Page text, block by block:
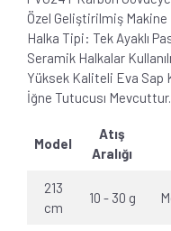
Özel Geliştirilmiş Makine
Halka Tipi: Tek Ayaklı
Seramik Halkalar
Yüksek Kaliteli Eva Sap
İğne Tutucusı Mevcuttur.
Model
Atış
Aralığı
213
cm
10 - 30 g